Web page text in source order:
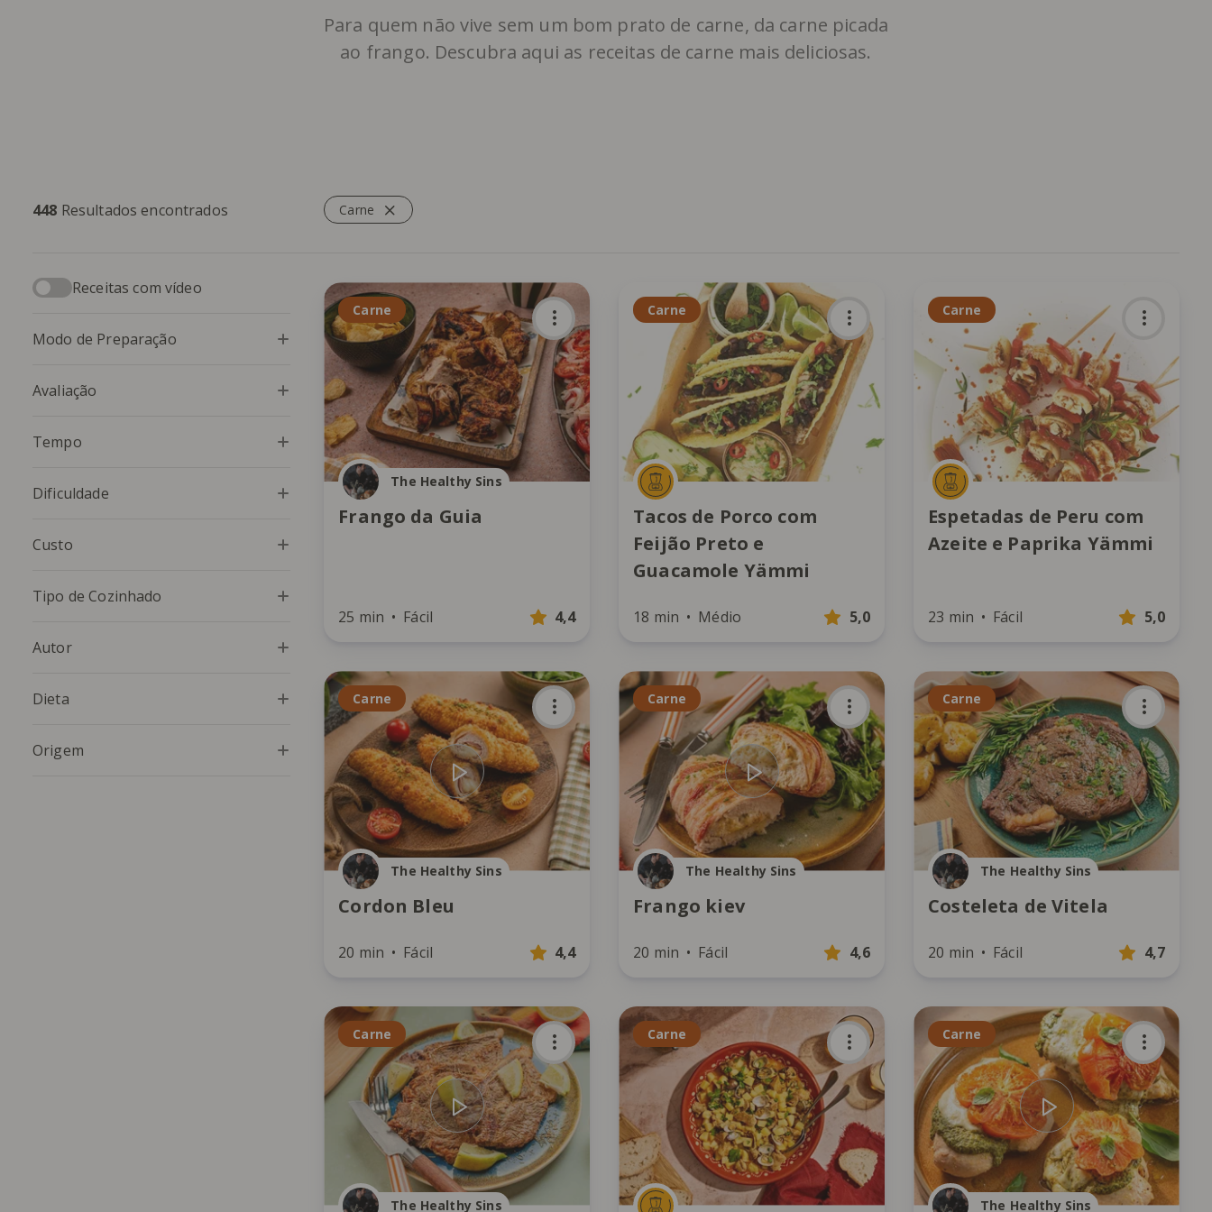
Para quem não vive sem um bom prato de carne, da carne picada
ao frango. Descubra aqui as receitas de carne mais deliciosas.
448 Resultados encontrados Carne
Receitas com vídeo
Modo de Preparação
Avaliação
Tempo
Dificuldade
Custo
Tipo de Cozinhado
Autor
Dieta
Origem
Carne
The Healthy Sins
Frango da Guia
25 min Fácil 4,4
Carne
Tacos de Porco com
Feijão Preto e
Guacamole Yämmi
18 min Médio 5,0
Carne
Espetadas de Peru com
Azeite e Paprika Yämmi
23 min Fácil 5,0
Carne
The Healthy Sins
Cordon Bleu
20 min Fácil 4,4
Carne
The Healthy Sins
Frango kiev
20 min Fácil 4,6
Carne
The Healthy Sins
Costeleta de Vitela
20 min Fácil 4,7
Carne
The Healthy Sins
Carne Carne
The Healthy Sins